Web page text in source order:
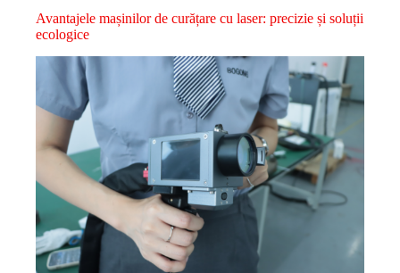
Avantajele mașinilor de curățare cu laser: precizie și soluții
ecologice